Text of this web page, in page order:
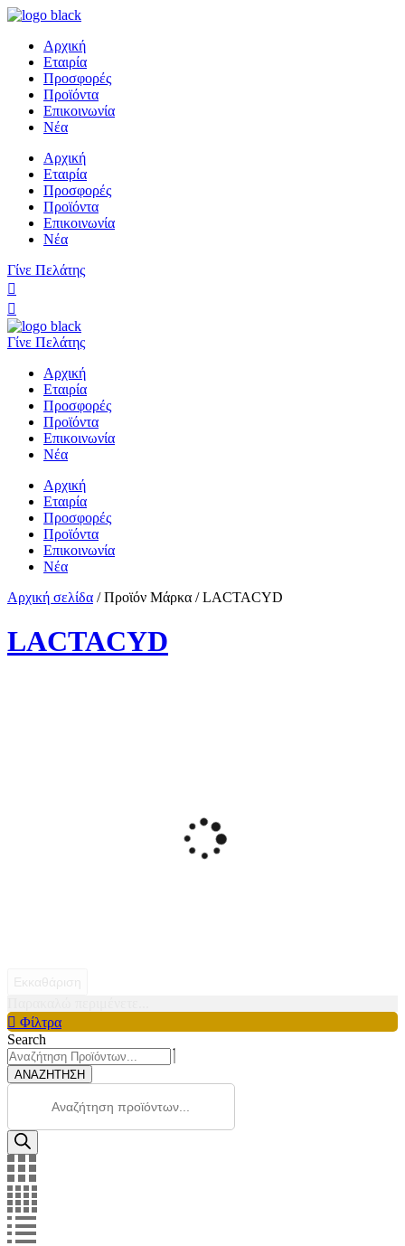
Αρχική
Εταιρία
Προσφορές
Προϊόντα
Επικοινωνία
Νέα
Αρχική
Εταιρία
Προσφορές
Προϊόντα
Επικοινωνία
Νέα
Γίνε Πελάτης
Γίνε Πελάτης
Αρχική
Εταιρία
Προσφορές
Προϊόντα
Επικοινωνία
Νέα
Αρχική
Εταιρία
Προσφορές
Προϊόντα
Επικοινωνία
Νέα
Αρχική σελίδα / Προϊόν Μάρκα / LACTACYD
LACTACYD
Φίλτρα
Search
ΑΝΑΖΗΤΗΣΗ
Products